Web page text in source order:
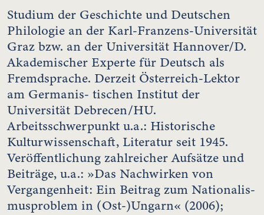
Studium der Geschichte und Deutschen
Philologie an der Karl-Franzens-Universität
Graz bzw. an der Universität Hannover/D.
Akademischer Experte für Deutsch als
Fremdsprache. Derzeit Österreich-Lektor
am Germanis- tischen Institut der
Universität Debrecen/HU.
Arbeitsschwerpunkt u.a.: Historische
Kulturwissenschaft, Literatur seit 1945.
Veröffentlichung zahlreicher Aufsätze und
Beiträge, u.a.: »Das Nachwirken von
Vergangenheit: Ein Beitrag zum Nationalis-
musproblem in (Ost-)Ungarn« (2006);